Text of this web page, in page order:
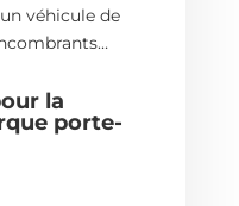
véhicule de
la
porte-